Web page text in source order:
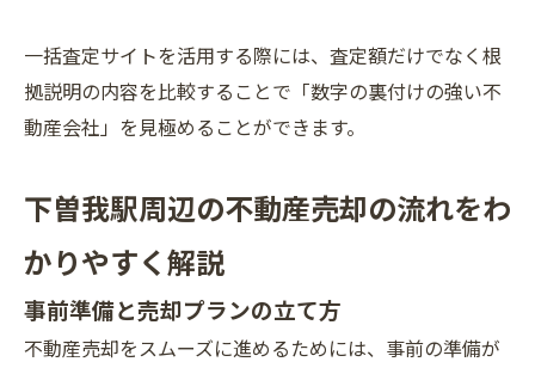
一括査定サイトを活用する際には、査定額だけでなく根
拠説明の内容を比較することで「数字の裏付けの強い不
動産会社」を見極めることができます。
下曽我駅周辺の不動産売却の流れをわ
かりやすく解説
事前準備と売却プランの立て方
不動産売却をスムーズに進めるためには、事前の準備が